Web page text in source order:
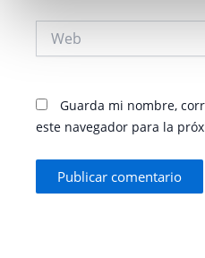
Guarda mi nombre,
este navegador para la